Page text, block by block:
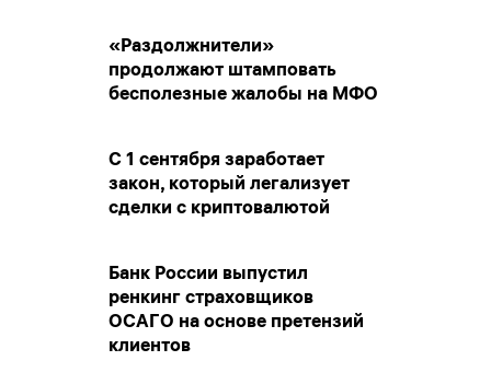
«Раздолжнители»
продолжают штамповать
бесполезные жалобы на МФО
С 1 сентября заработает
закон, который легализует
сделки с криптовалютой
Банк России выпустил
ренкинг страховщиков
ОСАГО на основе претензий
клиентов